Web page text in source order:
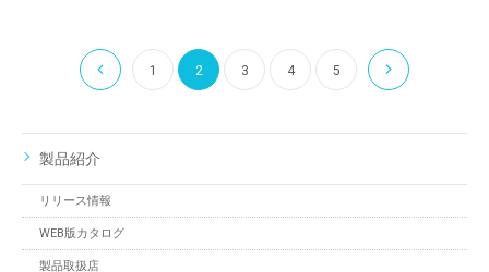
1 2 3 4 5
製品紹介
リリース情報
WEB版カタログ
製品取扱店